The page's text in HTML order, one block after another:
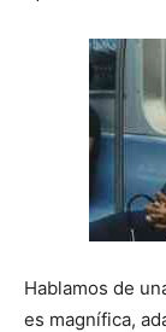
Hablamos de
es magnífica,